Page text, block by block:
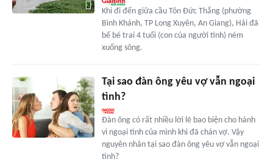
Khi đi đến giữa cầu Tôn Đức Thắng (phường
Bình Khánh, TP Long Xuyên, An Giang), Hải đã
bế bé trai 4 tuổi (con của người tình) ném
xuống sông.
Tại sao đàn ông yêu vợ vẫn ngoại
tình?
Đàn ông có rất nhiều lời lẽ bao biện cho hành
vi ngoại tình của mình khi đã chán vợ. Vậy
nguyên nhân tại sao đàn ông yêu vợ vẫn ngoại
tình?